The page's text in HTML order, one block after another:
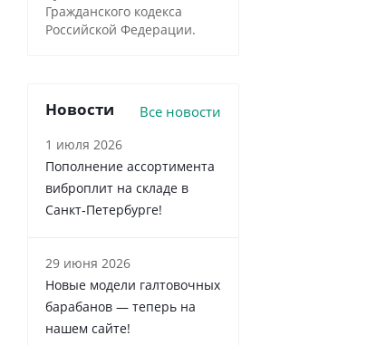
Гражданского кодекса
Российской Федерации.
Новости Все новости
1 июля 2026
Пополнение ассортимента
виброплит на складе в
Санкт‑Петербурге!
29 июня 2026
Новые модели галтовочных
барабанов — теперь на
нашем сайте!